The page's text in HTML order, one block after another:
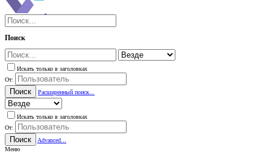
Поиск
Искать только в заголовках
От:
Поиск Расширенный поиск...
Искать только в заголовках
От:
Поиск
Advanced...
Меню